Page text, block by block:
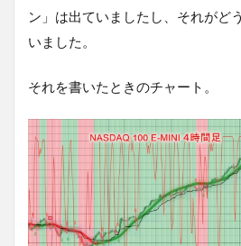
ン」は出ていましたし、それがど
いました。
それを書いたときのチャート。